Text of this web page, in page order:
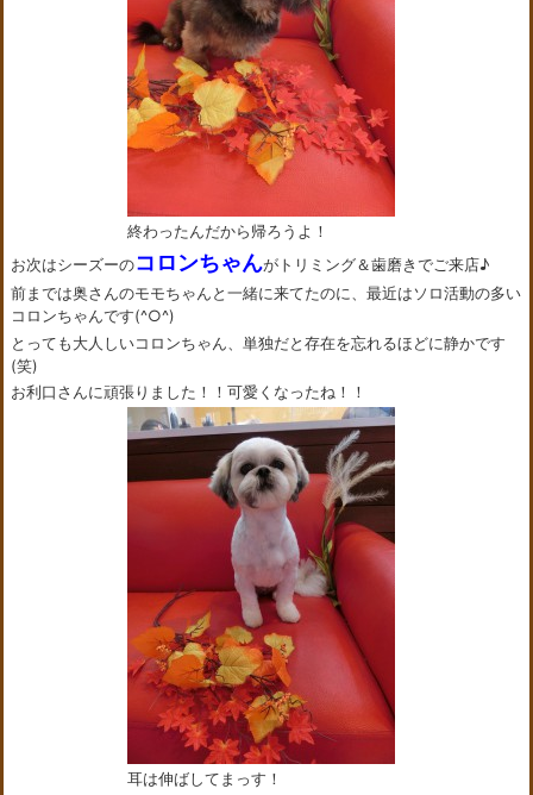
終わったんだから帰ろうよ！
お次はシーズーのコロンちゃんがトリミング＆歯磨きでご来店♪
前までは奥さんのモモちゃんと一緒に来てたのに、最近はソロ活動の多い
コロンちゃんです(^○^)
とっても大人しいコロンちゃん、単独だと存在を忘れるほどに静かです
(笑)
お利口さんに頑張りました！！可愛くなったね！！
耳は伸ばしてまっす！